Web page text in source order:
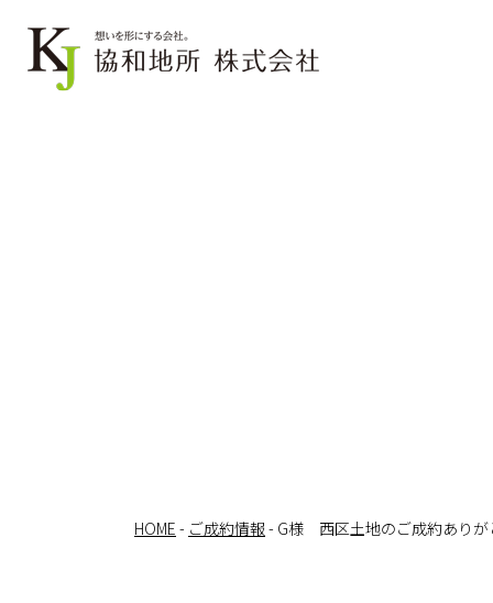
HOME - ご成約情報 - G様 西区土地のご成約ありが